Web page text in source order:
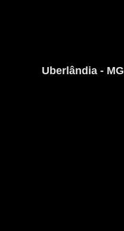
Uberlândia - MG